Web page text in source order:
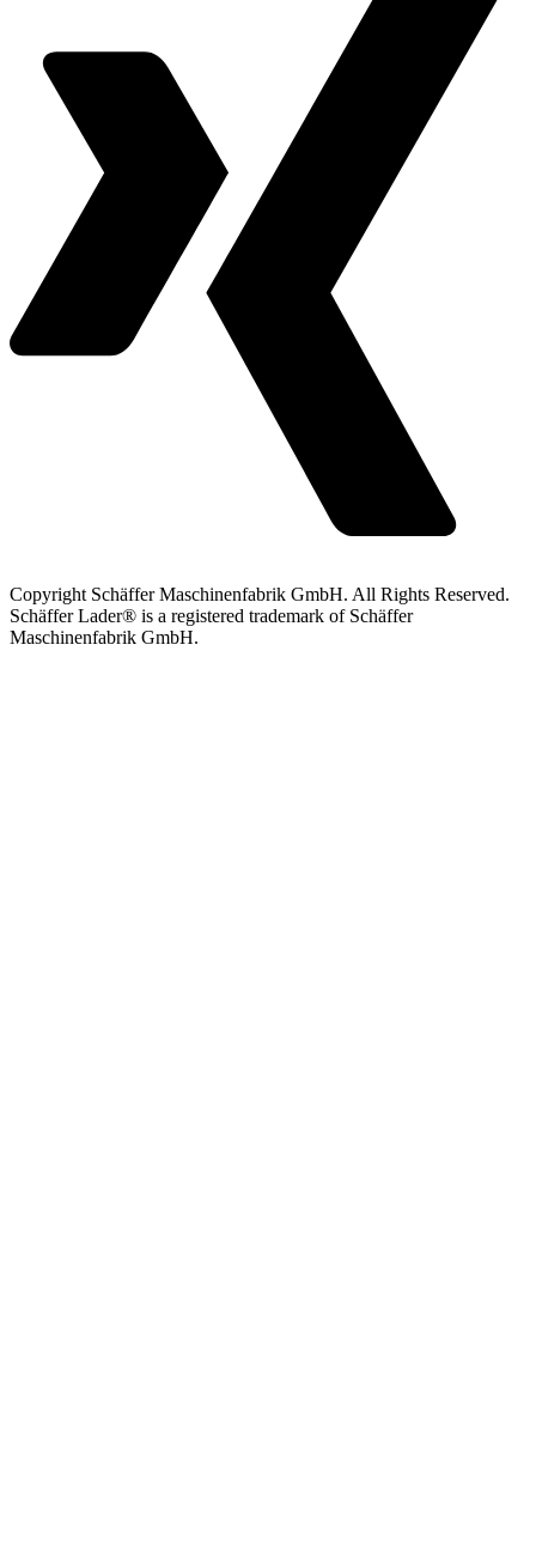
Copyright Schäffer Maschinenfabrik GmbH. All Rights Reserved.
Schäffer Lader® is a registered trademark of Schäffer
Maschinenfabrik GmbH.